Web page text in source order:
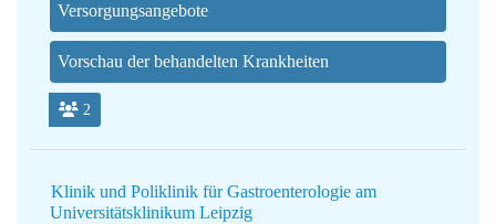
Versorgungsangebote
Vorschau der behandelten Krankheiten
2
Klinik und Poliklinik für Gastroenterologie am
Universitätsklinikum Leipzig